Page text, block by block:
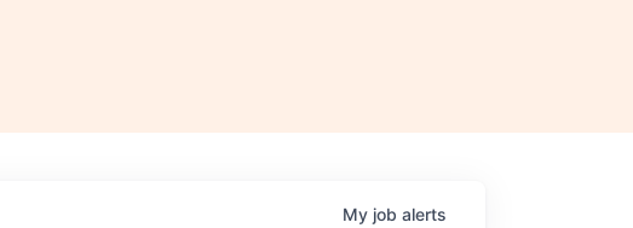
My job alerts